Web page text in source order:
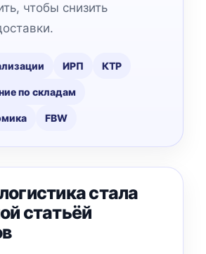
чтобы снизить
ИРП КТР
по складам
FBW
стала
статьёй